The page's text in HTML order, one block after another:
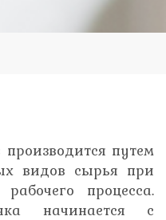
путем
видов сырья при
процесса.
начинается с